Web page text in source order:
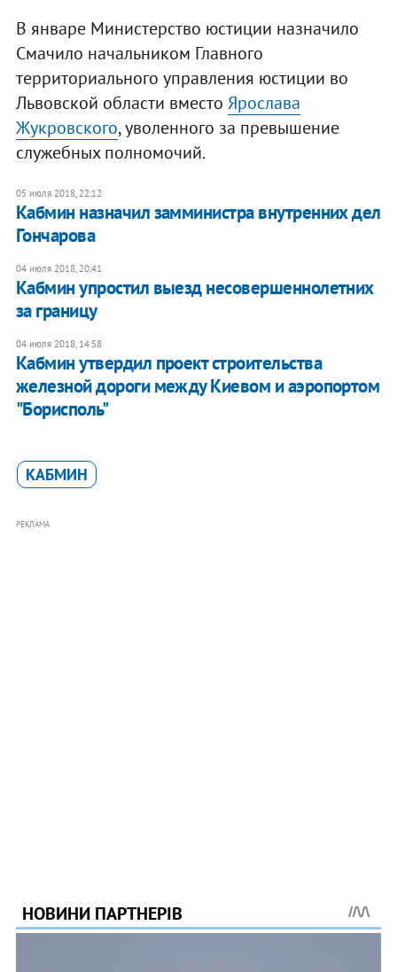
В январе Министерство юстиции назначило
Смачило начальником Главного
территориального управления юстиции во
Львовской области вместо Ярослава
Жукровского, уволенного за превышение
служебных полномочий.
05 июля 2018, 22:12
Кабмин назначил замминистра внутренних дел
Гончарова
04 июля 2018, 20:41
Кабмин упростил выезд несовершеннолетних
за границу
04 июля 2018, 14:58
​Кабмин утвердил проект строительства
железной дороги между Киевом и аэропортом
"Борисполь"
КАБМИН
РЕКЛАМА